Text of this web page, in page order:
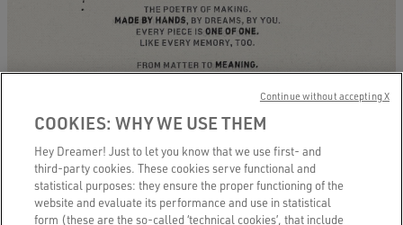
COOKIES: WHY WE USE THEM
Hey Dreamer! Just to let you know that we use first- and
third-party cookies. These cookies serve functional and
statistical purposes: they ensure the proper functioning of the
website and evaluate its performance and use in statistical
form (these are the so-called ‘technical cookies’, that include
Continue without accepting X